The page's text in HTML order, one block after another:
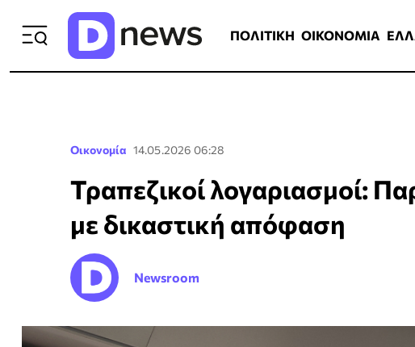
ΠΟΛΙΤΙΚΗ ΟΙΚΟΝΟΜΙΑ
Οικονομία 14.05.2026 06:28
Τραπεζικοί λογαριασμοί:
με δικαστική απόφαση
Newsroom